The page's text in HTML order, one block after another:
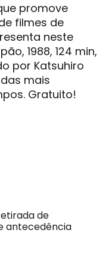
promove
filmes de
neste
1988, 124 min,
por Katsuhiro
mais
Gratuito!
de
antecedência